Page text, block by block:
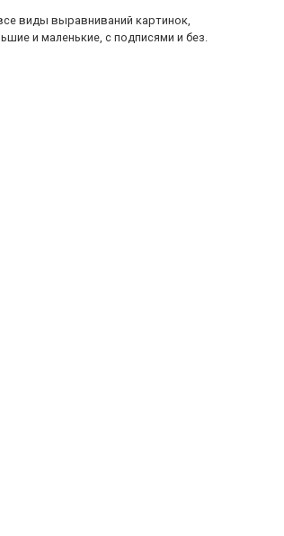
виды выравниваний картинок,
и маленькие, с подписями и без.